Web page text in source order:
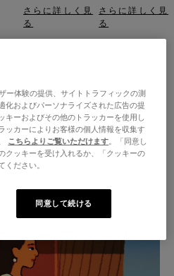
さらに詳しく見
る
さらに詳しく見
る
ー体験の提供、サイトトラフィックの測
化およびパーソナライズされた広告の提
キーおよびその他のトラッカーを使用し
ッカーによりお客様の個人情報を収集す
こちらよりご覧いただけます。「同意し
クッキーを受け入れるか、「クッキーの
ださい。
同意して続ける